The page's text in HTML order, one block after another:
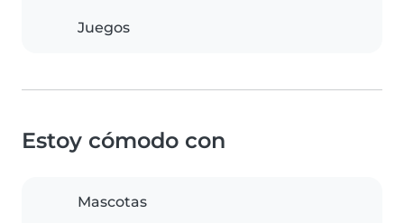
Juegos
Estoy cómodo con
Mascotas